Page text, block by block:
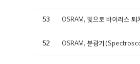
53 OSRAM, 빛으로 바이러스 퇴
52 OSRAM, 분광기